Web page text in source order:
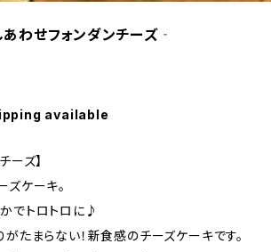
わせフォンダンチーズ‐
available
ーズ】
ズケーキ。
でトロトロに♪
たまらない！新食感のチーズケーキです。